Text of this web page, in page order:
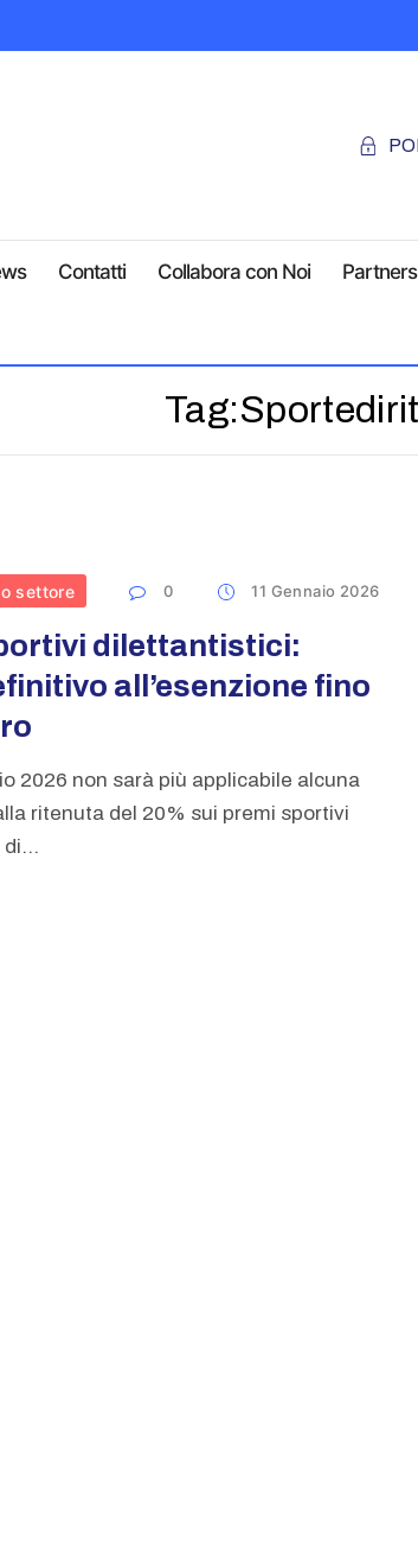
Contatti Collabora con Noi Partners
Tag:
settore 0 11 Gennaio 2026
dilettantistici:
all’esenzione fino
2026 non sarà più applicabile alcuna
ritenuta del 20% sui premi sportivi